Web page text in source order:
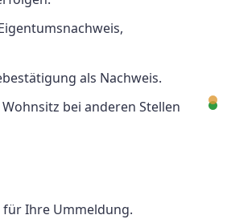
als Nachweis.
bei anderen Stellen
Ihre Ummeldung.